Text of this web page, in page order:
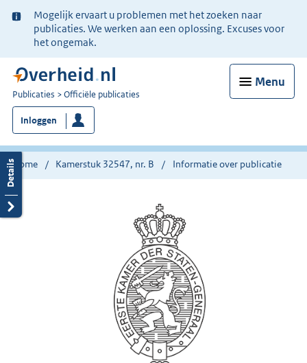
Ter
informatie:
Mogelijk ervaart u problemen met het zoeken naar
publicaties. We werken aan een oplossing. Excuses voor
het ongemak.
Menu
U
bent
nu
hier:
Publicaties Officiële publicaties
Inloggen
Home Kamerstuk 32547, nr. B Informatie over publicatie